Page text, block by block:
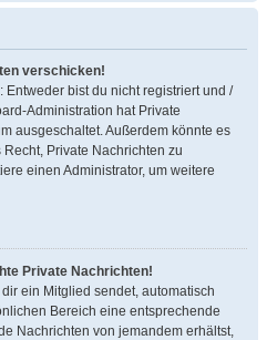
verschicken!
bist du nicht registriert und /
Administration hat Private
ausgeschaltet. Außerdem könnte es
Private Nachrichten zu
einen Administrator, um weitere
Private Nachrichten!
ein Mitglied sendet, automatisch
Bereich eine entsprechende
Nachrichten von jemandem erhältst,